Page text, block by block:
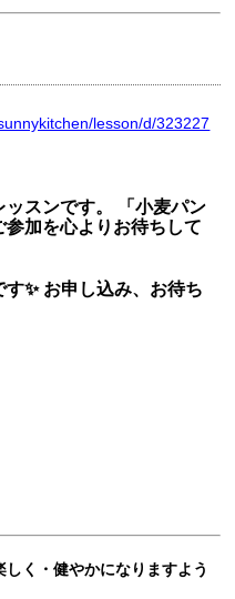
lesson/d/323227
スンです。 「小麦パン
加を心よりお待ちして
✨ お申し込み、お待ち
く・健やかになりますよう